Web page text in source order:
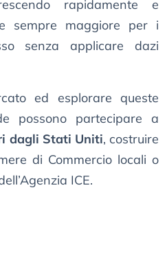
rapidamente e
sempre maggiore per i
senza applicare dazi
ed esplorare queste
possono partecipare a
dagli Stati Uniti, costruire
di Commercio locali o
ICE.